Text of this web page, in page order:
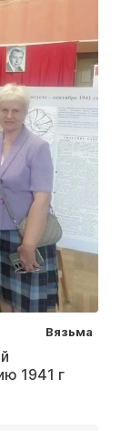
Вязьма
1941 г